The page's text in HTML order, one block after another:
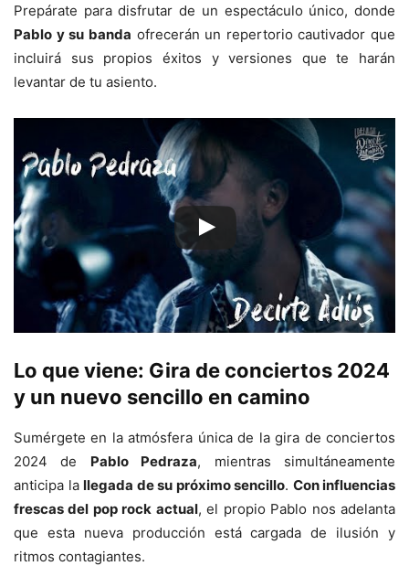
Prepárate para disfrutar de un espectáculo único, donde
Pablo y su banda ofrecerán un repertorio cautivador que
incluirá sus propios éxitos y versiones que te harán
levantar de tu asiento.
Lo que viene: Gira de conciertos 2024
y un nuevo sencillo en camino
Sumérgete en la atmósfera única de la gira de conciertos
2024 de Pablo Pedraza, mientras simultáneamente
anticipa la llegada de su próximo sencillo. Con influencias
frescas del pop rock actual, el propio Pablo nos adelanta
que esta nueva producción está cargada de ilusión y
ritmos contagiantes.